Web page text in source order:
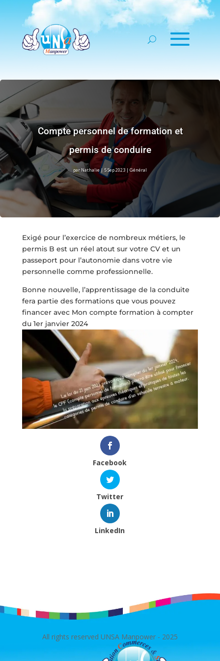
Compte personnel de formation et
permis de conduire
par Nathalie| 5 Sep 2023 | Général
Exigé pour l’exercice de nombreux métiers, le
permis B est un réel atout sur votre CV et un
passeport pour l’autonomie dans votre vie
personnelle comme professionnelle.
Bonne nouvelle, l’apprentissage de la conduite
fera partie des formations que vous pouvez
financer avec Mon compte formation à compter
du 1er janvier 2024
Facebook
Twitter
LinkedIn
All rights reserved UNSA Manpower - 2025